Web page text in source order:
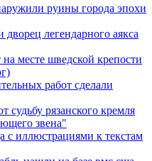
руины города эпохи
легендарного аякса
месте шведской крепости
работ сделали
судьбу рязанского кремля
звена"
с иллюстрациями к текстам